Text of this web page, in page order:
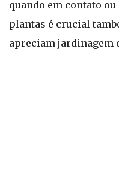
quando em contato
plantas é crucial
apreciam jardinagem